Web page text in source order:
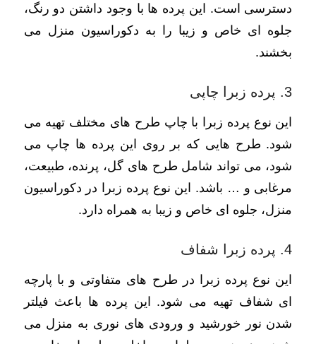
دسترسی است. این پرده ها با وجود داشتن دو رنگ،
جلوه ای خاص و زیبا را به دکوراسیون منزل می
بخشند.
3. پرده زبرا چاپی
این نوع پرده زبرا با چاپ طرح های مختلف تهیه می
شود. طرح هایی که بر روی این پرده ها چاپ می
شود، می تواند شامل طرح های گل، پرنده، طبیعت،
مرغابی و … باشد. این نوع پرده زبرا در دکوراسیون
منزل، جلوه ای خاص و زیبا به همراه دارد.
4. پرده زبرا شفاف
این نوع پرده زبرا در طرح های متفاوتی و با پارچه
ای شفاف تهیه می شود. این پرده ها باعث فیلتر
شدن نور خورشید و ورودی های نوری به منزل می